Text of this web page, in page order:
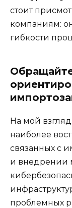
стоит
компаниям:
гибкости
На мой
наиболее
связанных с
и внедрении
проблемных